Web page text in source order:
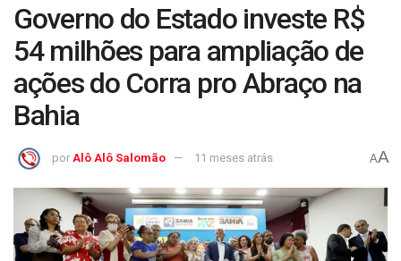
Governo do Estado investe R$
54 milhões para ampliação de
ações do Corra pro Abraço na
Bahia
por Alô Alô Salomão 11 meses atrás AA